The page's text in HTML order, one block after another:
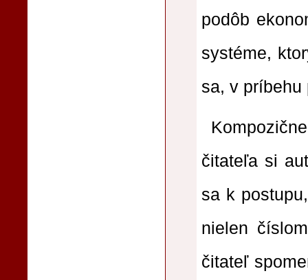
podôb
systéme,
sa, v príbehu
čitateľa si
sa k
nielen
čitateľ